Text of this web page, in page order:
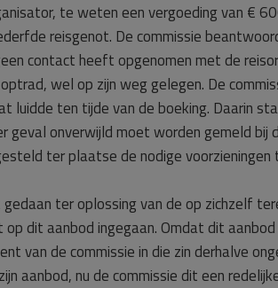
te weten een vergoeding van €
reisgenot. De commissie
contact heeft opgenomen met de
wel op zijn weg gelegen. De
luidde ten tijde van de boeking. Daarin
onverwijld moet worden gemeld bij
ter plaatse de nodige
ter oplossing van de op zichzelf
dit aanbod ingegaan. Omdat dit
van de commissie in die zin derhalve
aanbod, nu de commissie dit een